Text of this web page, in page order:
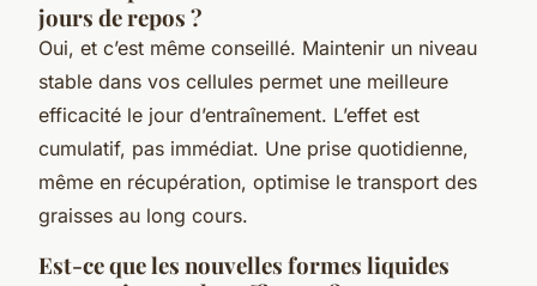
jours de repos ?
Oui, et c’est même conseillé. Maintenir un niveau
stable dans vos cellules permet une meilleure
efficacité le jour d’entraînement. L’effet est
cumulatif, pas immédiat. Une prise quotidienne,
même en récupération, optimise le transport des
graisses au long cours.
Est-ce que les nouvelles formes liquides